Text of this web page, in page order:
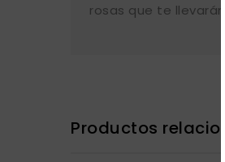
rosas que te
Productos